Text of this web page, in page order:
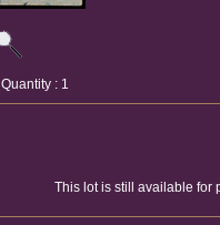
Quantity : 1
This lot is still available for